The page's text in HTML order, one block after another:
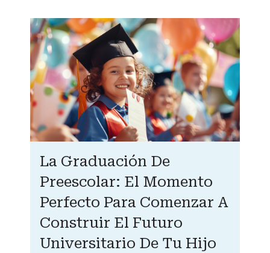
La Graduación De
Preescolar: El Momento
Perfecto Para Comenzar A
Construir El Futuro
Universitario De Tu Hijo